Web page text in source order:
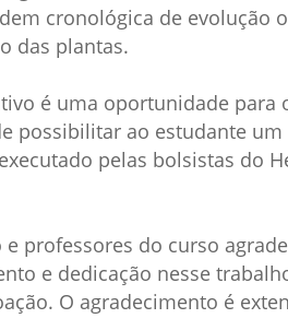
Vídeo Institucional Fazer
Urcamp Faz Bem
FAT
PDI
cronológica de evolução
das plantas.
é uma oportunidade
possibilitar ao estudante
pelas bolsistas do
e professores do curso
e dedicação nesse
O agradecimento é